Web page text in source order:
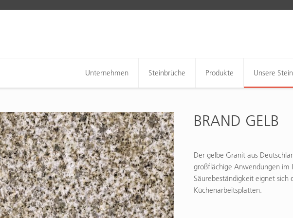
Unternehmen Steinbrüche Produkte Unsere
BRAND GELB
Der gelbe Granit aus
großflächige Anwendungen im
Säurebeständigkeit eignet
Küchenarbeitsplatten.